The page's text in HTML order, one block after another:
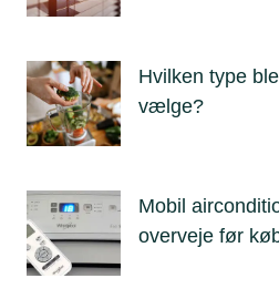
Hvilken type
vælge?
Mobil
overveje før